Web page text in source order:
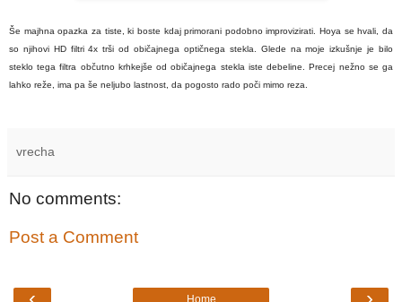
Še majhna opazka za tiste, ki boste kdaj primorani podobno improvizirati. Hoya se hvali, da
so njihovi HD filtri 4x trši od običajnega optičnega stekla. Glede na moje izkušnje je bilo
steklo tega filtra občutno krhkejše od običajnega stekla iste debeline. Precej nežno se ga
lahko reže, ima pa še neljubo lastnost, da pogosto rado poči mimo reza.
vrecha
No comments:
Post a Comment
Home